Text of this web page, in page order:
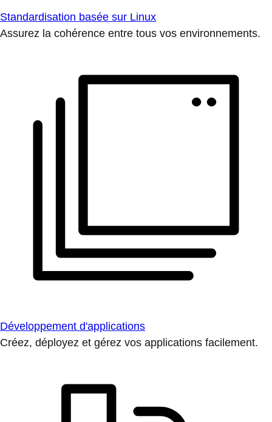
Standardisation basée sur Linux
Assurez la cohérence entre tous vos environnements.
Développement d'applications
Créez, déployez et gérez vos applications facilement.